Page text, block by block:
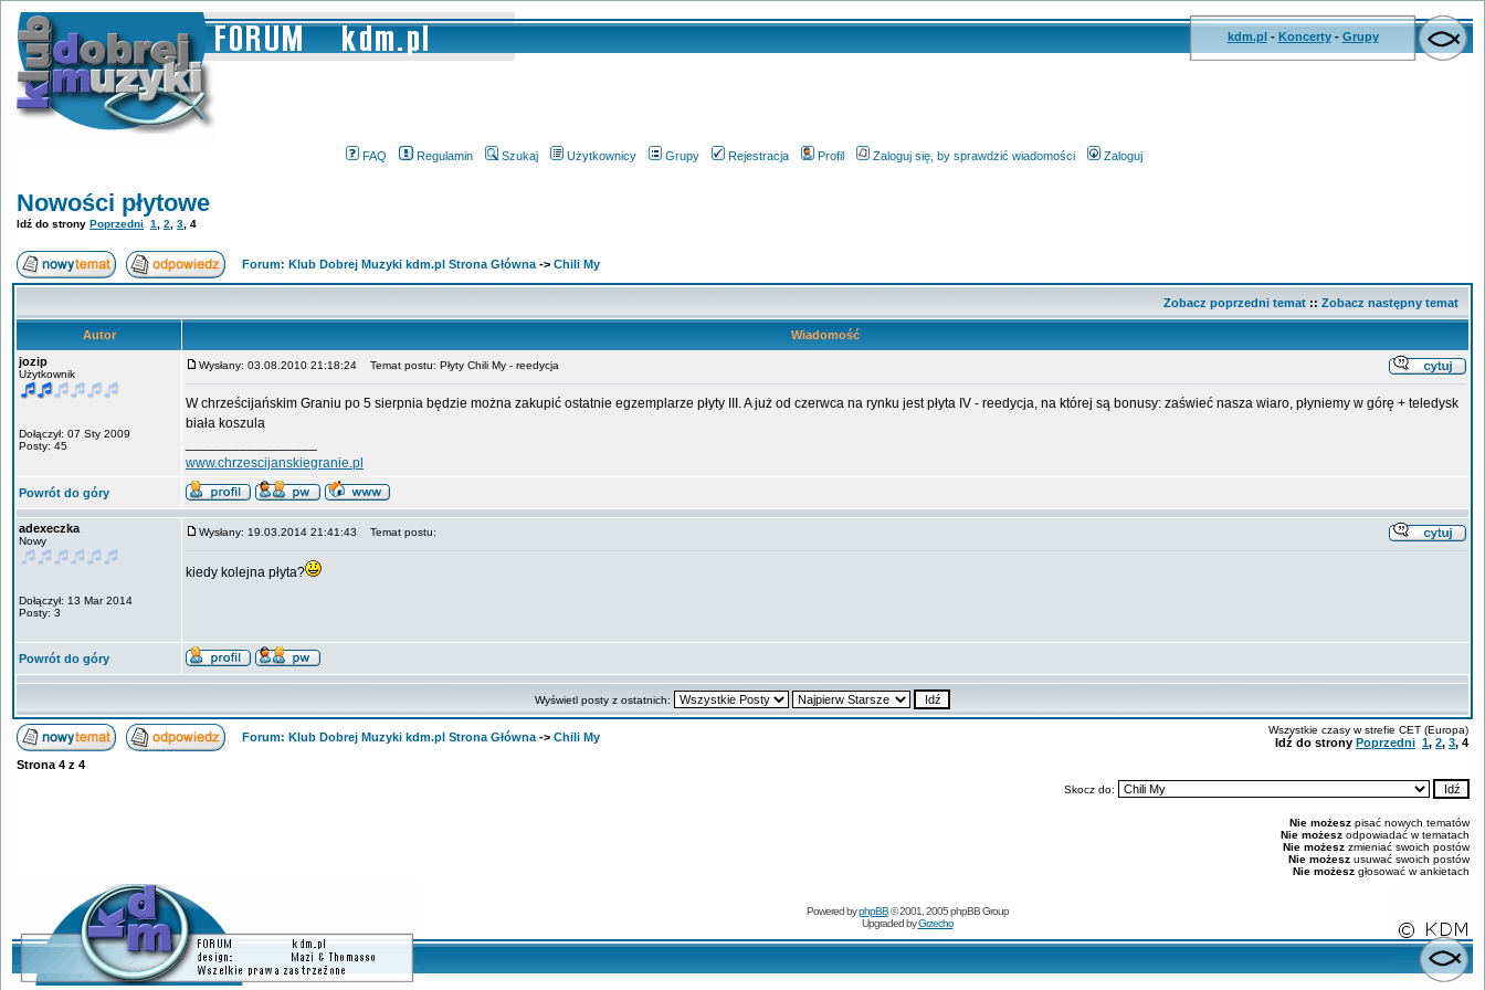
kdm.pl- Koncerty- Grupy
FAQ Regulamin Szukaj Użytkownicy Grupy Rejestracja Profil Zaloguj się, by sprawdzić wiadomości Zaloguj
Nowości płytowe
Idź do strony Poprzedni 1 2 3 4
Forum: Klub Dobrej Muzyki kdm.pl Strona Główna -> Chili My
Zobacz poprzedni temat :: Zobacz następny temat
Autor
Wiadomość
jozip
Użytkownik
Dołączył: 07 Sty 2009
Posty: 45
Wysłany: 03.08.2010 21:18:24 Temat postu: Płyty Chili My - reedycja
W chrześcijańskim Graniu po 5 sierpnia będzie można zakupić ostatnie egzemplarze płyty III. A już od czerwca na rynku jest płyta IV - reedycja, na której są bonusy: zaświeć nasza wiaro, płyniemy w górę + teledysk
biała koszula
www.chrzescijanskiegranie.pl
Powrót do góry
adexeczka
Nowy
Dołączył: 13 Mar 2014
Posty: 3
Wysłany: 19.03.2014 21:41:43 Temat postu:
kiedy kolejna płyta?
Powrót do góry
Wyświetl posty z ostatnich:
Forum: Klub Dobrej Muzyki kdm.pl Strona Główna -> Chili My
Wszystkie czasy w strefie CET (Europa)
Idź do strony Poprzedni 1, 2, 3, 4
Strona 4 z 4
Skocz do:
Nie możesz pisać nowych tematów
Nie możesz odpowiadać w tematach
Nie możesz zmieniać swoich postów
Nie możesz usuwać swoich postów
Nie możesz głosować w ankietach
Powered byphpBB© 2001, 2005 phpBB Group
Upgraded byGrzecho